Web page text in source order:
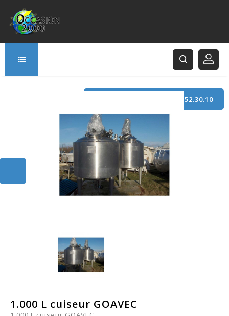
TÉLÉPHONE : +33 (0)3.21.52.30.10
62120 Saint-Hilaire-Cottes
1.000 L cuiseur GOAVEC